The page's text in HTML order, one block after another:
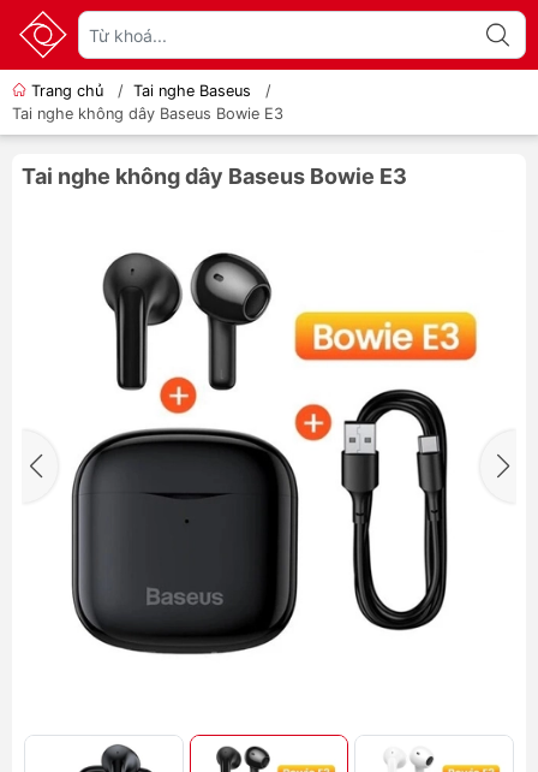
Trang chủ / Tai nghe Baseus
/
Tai nghe không dây Baseus Bowie E3
Tai nghe không dây Baseus Bowie E3